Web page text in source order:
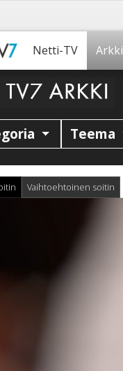
Netti-TV Arkki
Teema
Vaihtoehtoinen soitin